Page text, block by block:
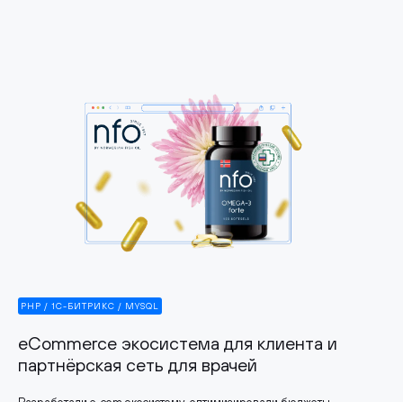
PHP / 1С-БИТРИКС / MYSQL
eCommerce экосистема для клиента и
партнёрская сеть для врачей